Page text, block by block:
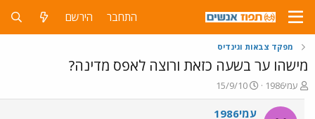
התחבר הירשם
מפקד צבאות וגינדיס
מישהו ער בשעה כזאת ורוצה לאפס מדינה?
פ
ו
ת
עמי1986
פ
ו
ר
15/9/10
עמי1986